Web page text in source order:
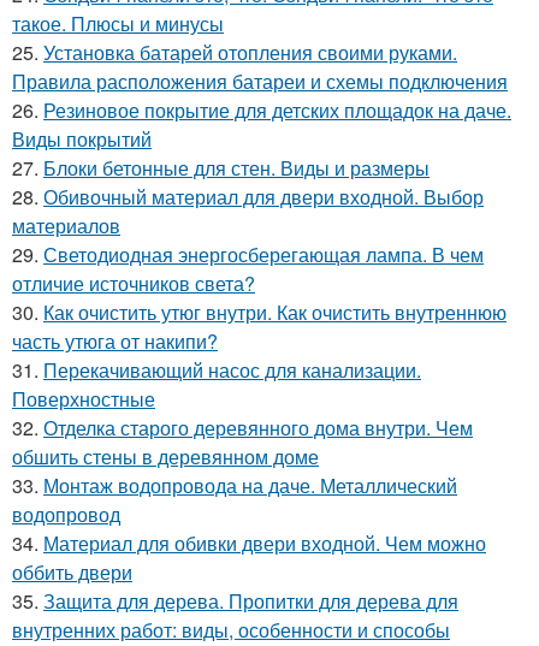
такое. Плюсы и минусы
25. Установка батарей отопления своими руками.
Правила расположения батареи и схемы подключения
26. Резиновое покрытие для детских площадок на даче.
Виды покрытий
27. Блоки бетонные для стен. Виды и размеры
28. Обивочный материал для двери входной. Выбор
материалов
29. Светодиодная энергосберегающая лампа. В чем
отличие источников света?
30. Как очистить утюг внутри. Как очистить внутреннюю
часть утюга от накипи?
31. Перекачивающий насос для канализации.
Поверхностные
32. Отделка старого деревянного дома внутри. Чем
обшить стены в деревянном доме
33. Монтаж водопровода на даче. Металлический
водопровод
34. Материал для обивки двери входной. Чем можно
оббить двери
35. Защита для дерева. Пропитки для дерева для
внутренних работ: виды, особенности и способы